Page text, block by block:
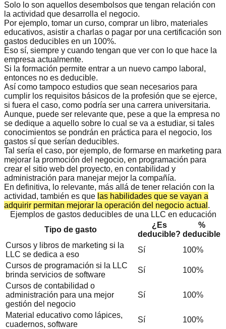
Solo lo son aquellos desembolsos que tengan relación con
la actividad que desarrolla el negocio.
Por ejemplo, tomar un curso, comprar un libro, materiales
educativos, asistir a charlas o pagar por una certificación son
gastos deducibles en un 100%.
Eso sí, siempre y cuando tengan que ver con lo que hace la
empresa actualmente.
Si la formación permite entrar a un nuevo campo laboral,
entonces no es deducible.
Así como tampoco estudios que sean necesarios para
cumplir los requisitos básicos de la profesión que se ejerce,
si fuera el caso, como podría ser una carrera universitaria.
Aunque, puede ser relevante que, pese a que la empresa no
se dedique a aquello sobre lo cual se va a estudiar, si tales
conocimientos se pondrán en práctica para el negocio, los
gastos sí que serían deducibles.
Tal sería el caso, por ejemplo, de formarse en marketing para
mejorar la promoción del negocio, en programación para
crear el sitio web del proyecto, en contabilidad y
administración para manejar mejor la compañía.
En definitiva, lo relevante, más allá de tener relación con la
actividad, también es que las habilidades que se vayan a
adquirir permitan mejorar la operación del negocio actual .
Tipo de gasto
¿Es
deducible?
%
deducible
Cursos y libros de marketing si la
LLC se dedica a eso
Sí
100%
Cursos de programación si la LLC
brinda servicios de software
Sí
100%
Cursos de contabilidad o
administración para una mejor
gestión del negocio
Sí 100%
Material educativo como lápices,
cuadernos, software
Sí
100%
Ejemplos de gastos deducibles de una LLC en educación